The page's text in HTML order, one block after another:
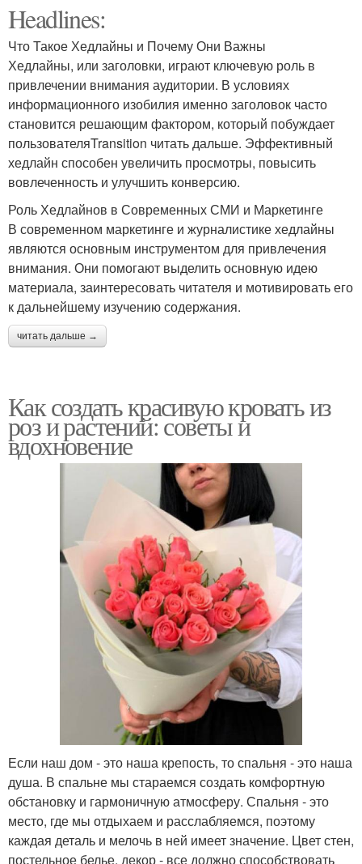
Headlines:
Что Такое Хедлайны и Почему Они Важны
Хедлайны, или заголовки, играют ключевую роль в
привлечении внимания аудитории. В условиях
информационного изобилия именно заголовок часто
становится решающим фактором, который побуждает
пользователяTransition читать дальше. Эффективный
хедлайн способен увеличить просмотры, повысить
вовлеченность и улучшить конверсию.
Роль Хедлайнов в Современных СМИ и Маркетинге
В современном маркетинге и журналистике хедлайны
являются основным инструментом для привлечения
внимания. Они помогают выделить основную идею
материала, заинтересовать читателя и мотивировать его
к дальнейшему изучению содержания.
читать дальше →
Как создать красивую кровать из
роз и растений: советы и
вдохновение
Если наш дом - это наша крепость, то спальня - это наша
душа. В спальне мы стараемся создать комфортную
обстановку и гармоничную атмосферу. Спальня - это
место, где мы отдыхаем и расслабляемся, поэтому
каждая деталь и мелочь в ней имеет значение. Цвет стен,
постельное белье, декор - все должно способствовать